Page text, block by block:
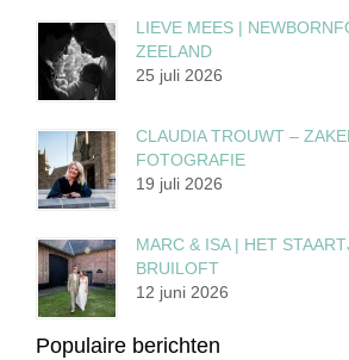
LIEVE MEES |
ZEELAND
25 juli 2026
CLAUDIA TROUWT –
FOTOGRAFIE
19 juli 2026
MARC & ISA | HET
BRUILOFT
12 juni 2026
Populaire berichten